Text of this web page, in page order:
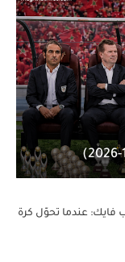
فايك: عندما تحوّل كرة